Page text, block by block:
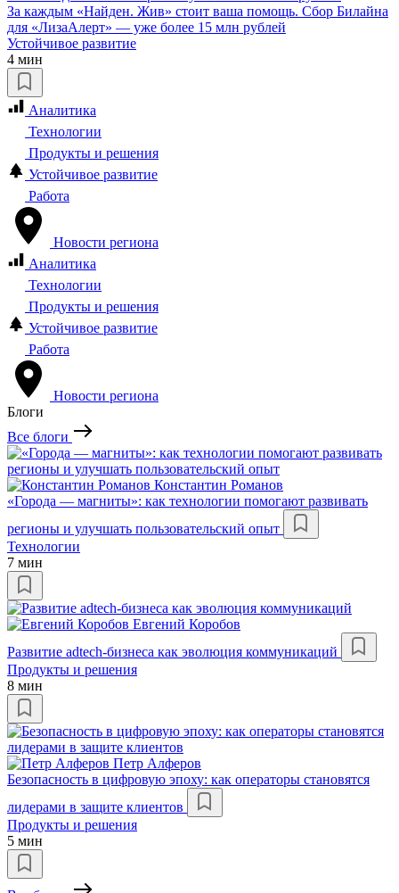
За каждым «Найден. Жив» стоит ваша помощь. Сбор Билайна
для «ЛизаАлерт» — уже более 15 млн рублей
Устойчивое развитие
4 мин
Аналитика
Технологии
Продукты и решения
Устойчивое развитие
Работа
Новости региона
Аналитика
Технологии
Продукты и решения
Устойчивое развитие
Работа
Новости региона
Блоги
Все блоги
Константин Романов
«Города — магниты»: как технологии помогают развивать
регионы и улучшать пользовательский опыт
Технологии
7 мин
Евгений Коробов
Развитие adtech-бизнеса как эволюция коммуникаций
Продукты и решения
8 мин
Петр Алферов
Безопасность в цифровую эпоху: как операторы становятся
лидерами в защите клиентов
Продукты и решения
5 мин